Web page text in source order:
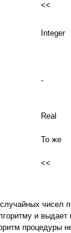
<<
Integer
-
Real
To же
<<
чисел
и
процедуры